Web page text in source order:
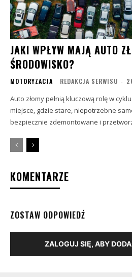
JAKI WPŁYW MAJĄ AUTO
ŚRODOWISKO?
MOTORYZACJA REDAKCJA SERWISU -
Auto złomy pełnią kluczową rolę w
miejsce, gdzie stare, niepotrzebne
bezpiecznie zdemontowane i
KOMENTARZE
ZOSTAW ODPOWIEDŹ
ZALOGUJ SIĘ, ABY